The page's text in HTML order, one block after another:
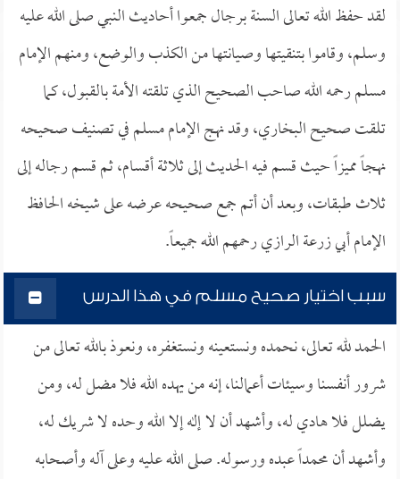
لقد حفظ الله تعالى السنة برجال جمعوا أحاديث النبي صلى الله عليه
وسلم، وقاموا بتنقيتها وصيانتها من الكذب والوضع، ومنهم الإمام
مسلم رحمه الله صاحب الصحيح الذي تلقته الأمة بالقبول، كما
تلقت صحيح البخاري، وقد نهج الإمام مسلم في تصنيف صحيحه
نهجاً مميزاً حيث قسم فيه الحديث إلى ثلاثة أقسام، ثم قسم رجاله إلى
ثلاث طبقات، وبعد أن أتم جمع صحيحه عرضه على شيخه الحافظ
الإمام أبي زرعة الرازي رحمهم الله جميعاً.
سبب اختيار صحيح مسلم في هذا الدرس
الحمد لله تعالى، نحمده ونستعينه ونستغفره، ونعوذ بالله تعالى من
شرور أنفسنا وسيئات أعمالنا، إنه من يهده الله فلا مضل له، ومن
يضلل فلا هادي له، وأشهد أن لا إله إلا الله وحده لا شريك له،
وأشهد أن محمداً عبده ورسوله. صلى الله عليه وعلى آله وأصحابه